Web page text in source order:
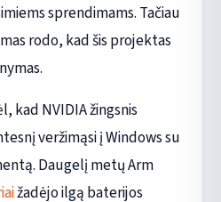
sprendimams. Tačiau
rodo, kad šis projektas
kad NVIDIA žingsnis
veržimąsi į Windows su
Daugelį metų Arm
žadėjo ilgą baterijos